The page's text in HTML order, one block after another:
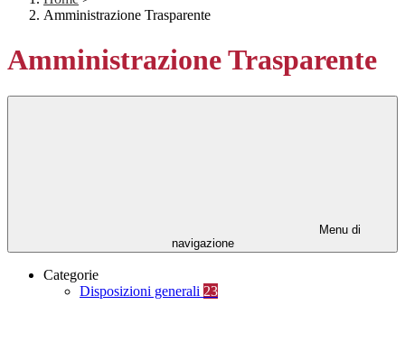
Amministrazione Trasparente
Amministrazione Trasparente
Menu di
navigazione
Categorie
Disposizioni generali 23